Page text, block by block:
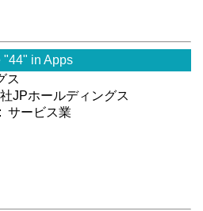
"44" in Apps
ス
JPホールディングス
: サービス業